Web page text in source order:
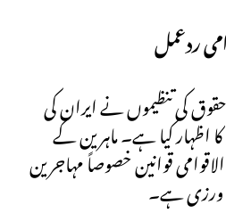
ردعمل
حقوق کی تنظیموں نے ایران کی
اظہار کیا ہے۔ ماہرین کے
قوانین خصوصاً مہاجرین
ورزی ہے۔